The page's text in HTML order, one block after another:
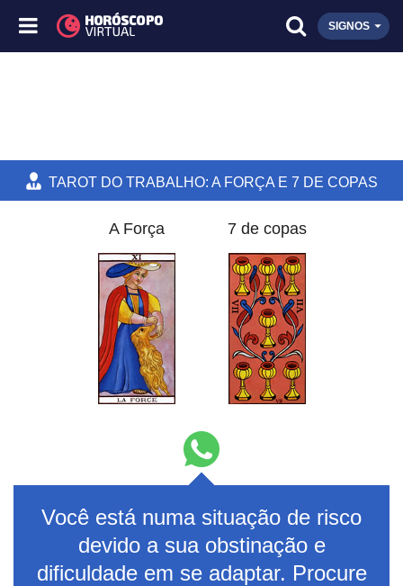
SIGNOS
TAROT DO TRABALHO: A FORÇA E 7 DE COPAS
A Força 7 de copas
Você está numa situação de risco
devido a sua obstinação e
dificuldade em se adaptar. Procure